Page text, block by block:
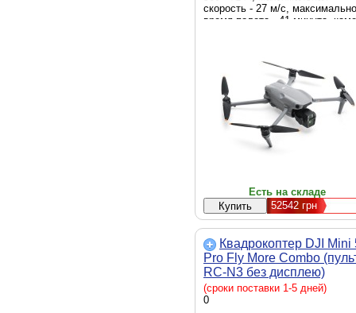
скорость - 27 м/с,
время полета - 41 минута,
Есть на складе
52542грн
Квадрокоптер DJI Mini
Pro Fly More Combo
RC-N3 без дисплею)
(CP.MA.00000876.01)
249 г, максимальна
(сроки поставки 1-5 дней)
0